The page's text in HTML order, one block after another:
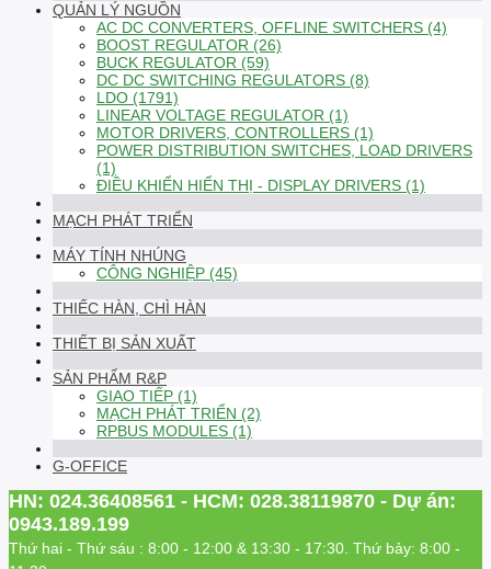
QUẢN LÝ NGUỒN
AC DC CONVERTERS, OFFLINE SWITCHERS (4)
BOOST REGULATOR (26)
BUCK REGULATOR (59)
DC DC SWITCHING REGULATORS (8)
LDO (1791)
LINEAR VOLTAGE REGULATOR (1)
MOTOR DRIVERS, CONTROLLERS (1)
POWER DISTRIBUTION SWITCHES, LOAD DRIVERS
(1)
ĐIỀU KHIỂN HIỂN THỊ - DISPLAY DRIVERS (1)
MẠCH PHÁT TRIỂN
MÁY TÍNH NHÚNG
CÔNG NGHIỆP (45)
THIẾC HÀN, CHÌ HÀN
THIẾT BỊ SẢN XUẤT
SẢN PHẨM R&P
GIAO TIẾP (1)
MẠCH PHÁT TRIỂN (2)
RPBUS MODULES (1)
G-OFFICE
HN: 024.36408561 - HCM: 028.38119870 - Dự án:
0943.189.199
Thứ hai - Thứ sáu : 8:00 - 12:00 & 13:30 - 17:30. Thứ bảy: 8:00 -